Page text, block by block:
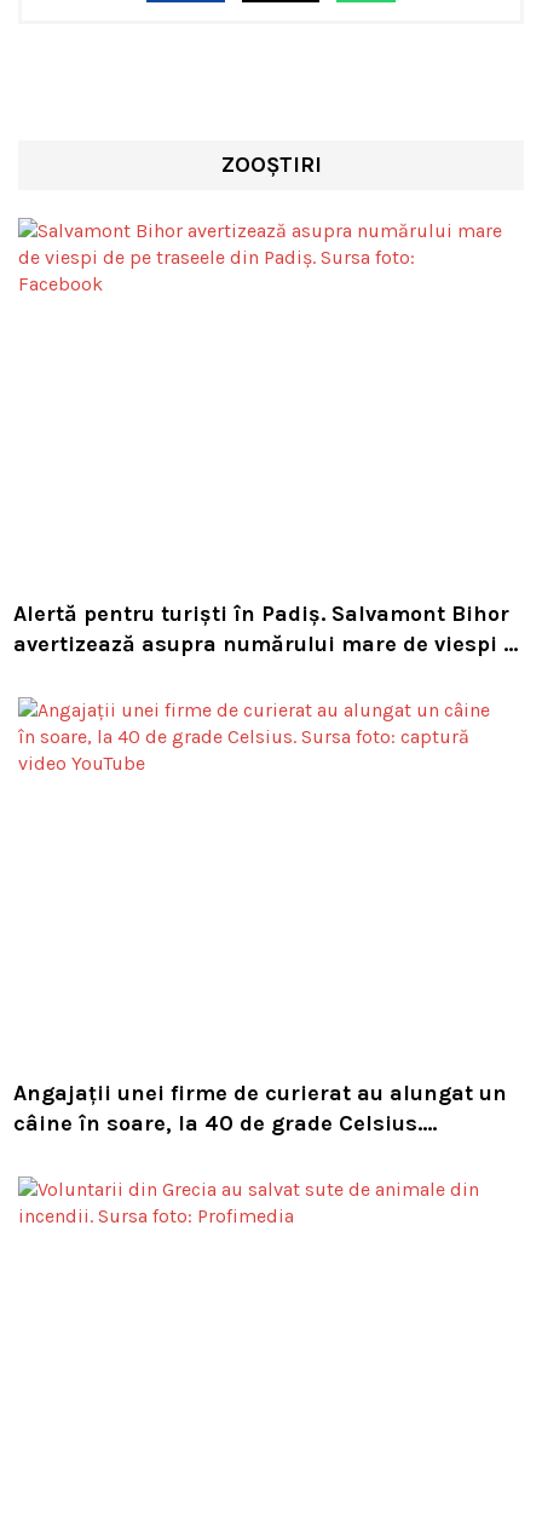
ZOOȘTIRI
Alertă pentru turiști în Padiș. Salvamont Bihor
avertizează asupra numărului mare de viespi de
Angajații unei firme de curierat au alungat un
câine în soare, la 40 de grade Celsius.